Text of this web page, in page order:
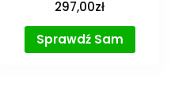
297,00zł
Sprawdź Sam